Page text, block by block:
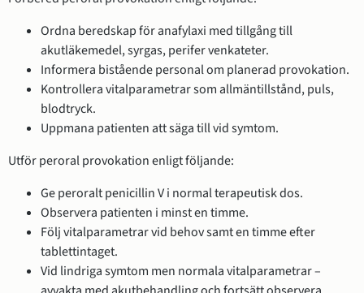
Ordna beredskap för anafylaxi med tillgång till
akutläkemedel, syrgas, perifer venkateter.
Informera bistående personal om planerad provokation.
Kontrollera vitalparametrar som allmäntillstånd, puls,
blodtryck.
Uppmana patienten att säga till vid symtom.
Utför peroral provokation enligt följande:
Ge peroralt penicillin V i normal terapeutisk dos.
Observera patienten i minst en timme.
Följ vitalparametrar vid behov samt en timme efter
tablettintaget.
Vid lindriga symtom men normala vitalparametrar –